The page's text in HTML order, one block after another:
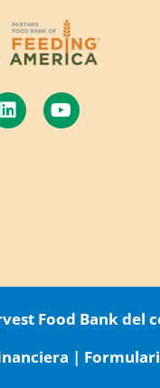
Food Bank del
|